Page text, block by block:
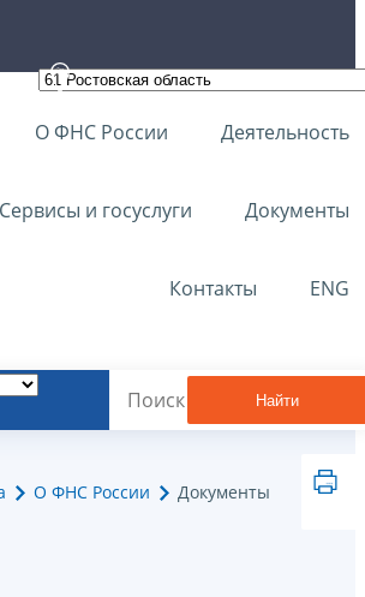
О ФНС России Деятельность
Сервисы и госуслуги Документы
Контакты ENG
Найти
О ФНС России Документы